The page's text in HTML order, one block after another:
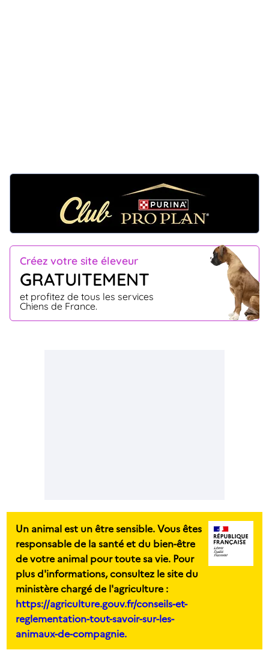
Créez votre site éleveur
GRATUITEMENT
et profitez de tous les services
Chiens de France.
Un animal est un être sensible. Vous êtes
responsable de la santé et du bien-être
de votre animal pour toute sa vie. Pour
plus d'informations, consultez le site du
ministère chargé de l'agriculture :
https://agriculture.gouv.fr/conseils-et-
reglementation-tout-savoir-sur-les-
animaux-de-compagnie.